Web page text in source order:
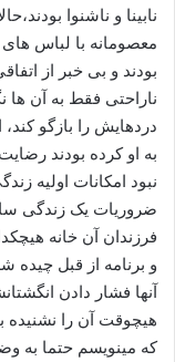
نابینا و ناشنوا
معصومانه با لباس
بودند و بی خبر از
ناراحتی فقط به آن ها
دردهایش را بازگو
به او کرده بودند
نبود امکانات اولیه
ضروریات یک زندگی
فرزندان آن خانه
و برنامه از قبل چیده
آنها فشار دادن
هیچوقت آن را نشنیده
که مینویسم حتما به